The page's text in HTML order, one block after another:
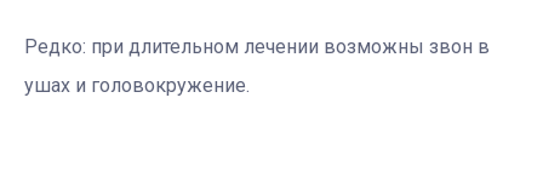
Редко: при длительном лечении возможны звон в
ушах и головокружение.